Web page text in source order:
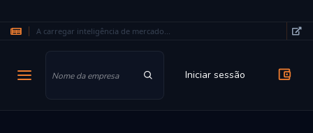
A carregar inteligência de mercado...
Iniciar sessão